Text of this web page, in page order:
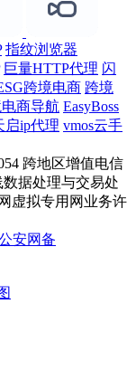
指纹浏览器
巨量HTTP代理 闪
跨境电商 跨境
商导航 EasyBoss
启ip代理 vmos云手
跨地区增值电信
数据处理与交易处
虚拟专用网业务许
安网备